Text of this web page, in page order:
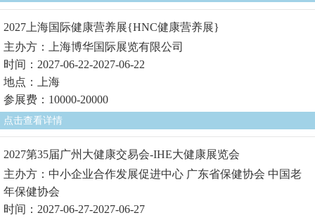
2027上海国际健康营养展{HNC健康营养展}
主办方：上海博华国际展览有限公司
时间：2027-06-22-2027-06-22
地点：上海
参展费：10000-20000
点击查看详情
2027第35届广州大健康交易会-IHE大健康展览会
主办方：中小企业合作发展促进中心 广东省保健协会 中国老
年保健协会
时间：2027-06-27-2027-06-27